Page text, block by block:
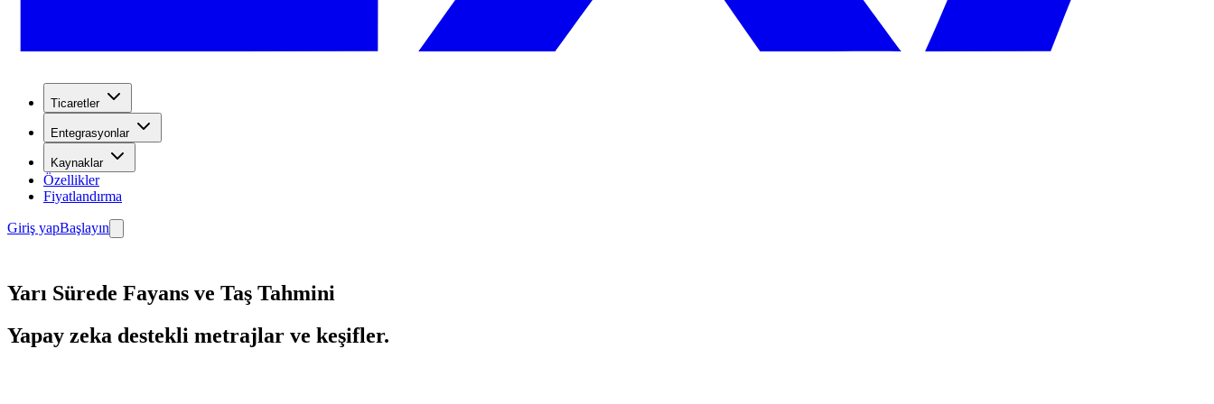
Ticaretler
Entegrasyonlar
Kaynaklar
Özellikler
Fiyatlandırma
Giriş yapBaşlayın
Yarı Sürede Fayans ve Taş Tahmini
Yapay zeka destekli metrajlar ve keşifler.